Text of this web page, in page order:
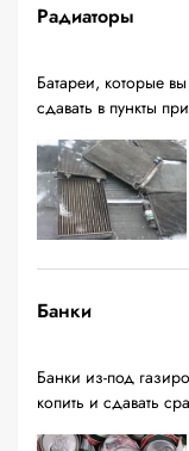
Радиаторы
Батареи, которые
сдавать в пункты
Банки
Банки из-под
копить и сдавать